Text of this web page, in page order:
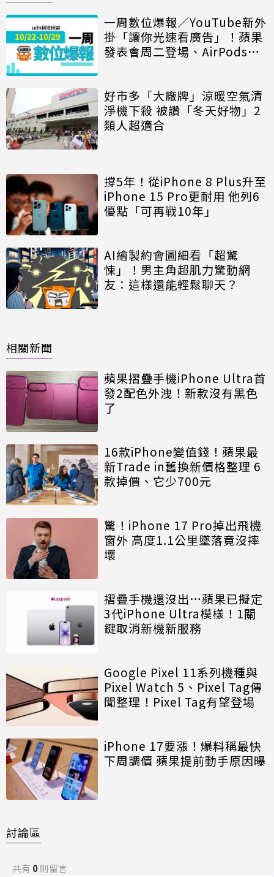
一周數位爆報／YouTube新外
掛「讓你光速看廣告」！蘋果
發表會周二登場、AirPods單
好市多「大廠牌」涼暖空氣清
淨機下殺 被讚「冬天好物」2
類人超適合
撐5年！從iPhone 8 Plus升至
iPhone 15 Pro更耐用 他列6
優點「可再戰10年」
AI繪製約會圖細看「超驚
悚」！男主角超肌力驚動網
友：這樣還能輕鬆聊天？
相關新聞
蘋果摺疊手機iPhone Ultra首
發2配色外洩！新款沒有黑色
了
16款iPhone變值錢！蘋果最
新Trade in舊換新價格整理 6
款掉價、它少700元
驚！iPhone 17 Pro掉出飛機
窗外 高度1.1公里墜落竟沒摔
壞
摺疊手機還沒出…蘋果已擬定
3代iPhone Ultra模樣！1關
鍵取消新機新服務
Google Pixel 11系列機種與
Pixel Watch 5、Pixel Tag傳
聞整理！Pixel Tag有望登場
iPhone 17要漲！爆料稱最快
下周調價 蘋果提前動手原因曝
討論區
共有 0則留言